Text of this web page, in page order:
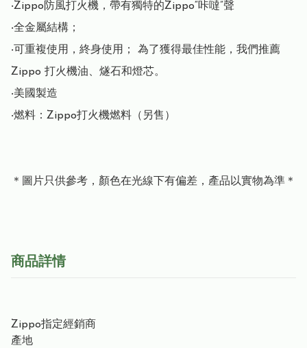
‧Zippo防風打火機，帶有獨特的Zippo“咔噠”聲
‧全金屬結構；
‧可重複使用，終身使用； 為了獲得最佳性能，我們推薦
Zippo 打火機油、燧石和燈芯。
‧美國製造
‧燃料：Zippo打火機燃料（另售）
＊圖片只供參考，顏色在光線下有偏差，產品以實物為準＊
商品詳情
Zippo指定經銷商
產地